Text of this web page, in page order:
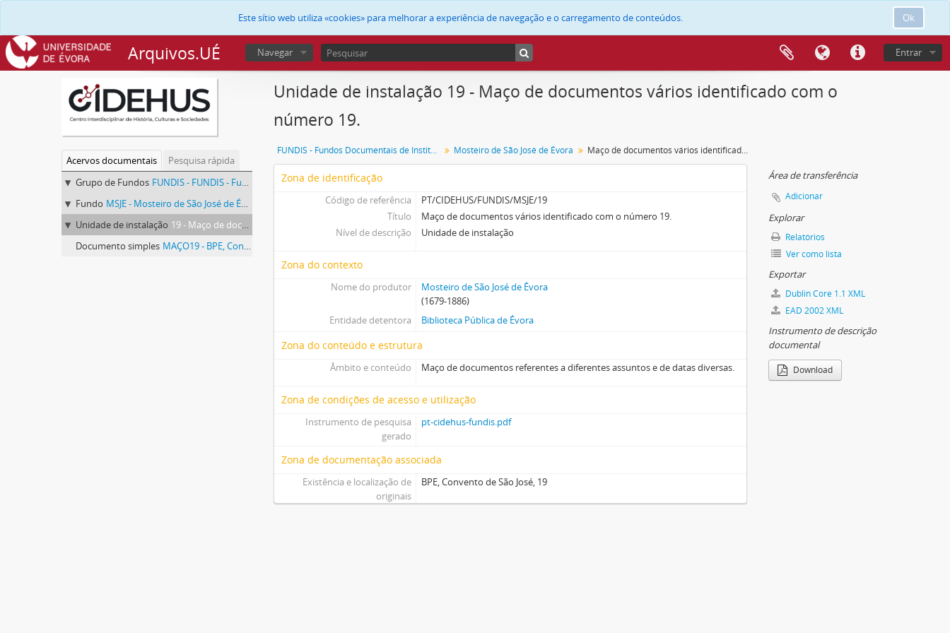
Ok
Este sítio web utiliza «cookies» para melhorar a experiência de navegação e o carregamento de conteúdos.
Arquivos.UÉ Entrar
Navegar
Acervos documentais
Pesquisa rápida
Grupo de Fundos FUNDIS - FUNDIS - Fundos Documentais de Instituições do Sul
Fundo MSJE - Mosteiro de São José de Évora
Unidade de instalação 19 - Maço de documentos vários identificado com o número 19.
Documento simples MAÇO19 - BPE, Convento de São José, maço 19.
Unidade de instalação 19 - Maço de documentos vários identificado com o
número 19.
FUNDIS - Fundos Documentais de Instituições do Sul Mosteiro de São José de Évora Maço de documentos vários identificado com o número 19.
Zona de identificação
Código de referência
PT/CIDEHUS/FUNDIS/MSJE/19
Título
Maço de documentos vários identificado com o número 19.
Nível de descrição
Unidade de instalação
Zona do contexto
Nome do produtor
Mosteiro de São José de Évora
(1679-1886)
Entidade detentora
Biblioteca Pública de Évora
Zona do conteúdo e estrutura
Âmbito e conteúdo Maço de documentos referentes a diferentes assuntos e de datas diversas.
Zona de condições de acesso e utilização
Instrumento de pesquisa
gerado
pt-cidehus-fundis.pdf
Zona de documentação associada
Existência e localização de
originais
BPE, Convento de São José, 19
Área de transferência
Adicionar
Explorar
Relatórios
Ver como lista
Exportar
Dublin Core 1.1 XML
EAD 2002 XML
Instrumento de descrição
documental
Download